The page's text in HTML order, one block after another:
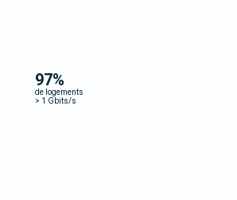
97%
de logements
> 1 Gbits/s